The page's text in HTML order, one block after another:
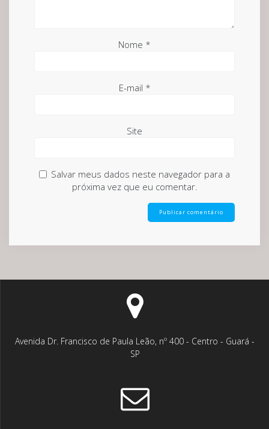
Nome *
E-mail *
Site
Salvar meus dados neste navegador para a
próxima vez que eu comentar.
Avenida Dr. Francisco de Paula Leão, nº 400 - Centro - Guará -
SP